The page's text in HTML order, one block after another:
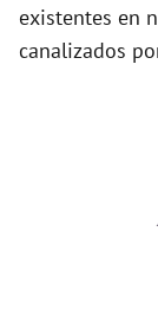
existentes en
canalizados